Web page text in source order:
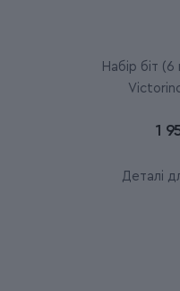
Набір біт
1
Деталі